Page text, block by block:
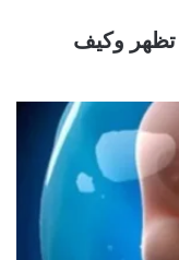
تظهر وكيف